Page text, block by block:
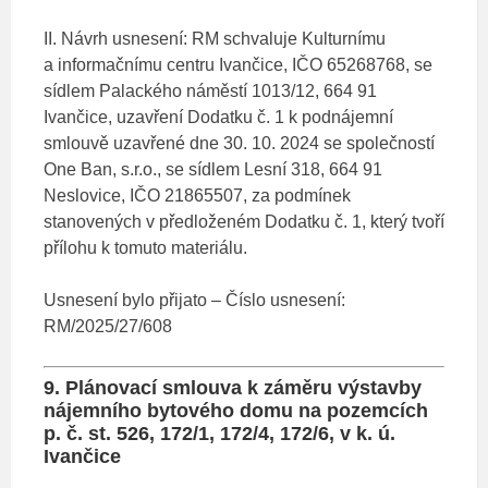
II. Návrh usnesení: RM schvaluje Kulturnímu
a informačnímu centru Ivančice, IČO 65268768, se
sídlem Palackého náměstí 1013/12, 664 91
Ivančice, uzavření Dodatku č. 1 k podnájemní
smlouvě uzavřené dne 30. 10. 2024 se společností
One Ban, s.r.o., se sídlem Lesní 318, 664 91
Neslovice, IČO 21865507, za podmínek
stanovených v předloženém Dodatku č. 1, který tvoří
přílohu k tomuto materiálu.
Usnesení bylo přijato – Číslo usnesení:
RM/2025/27/608
9. Plánovací smlouva k záměru výstavby
nájemního bytového domu na pozemcích
p. č. st. 526, 172/1, 172/4, 172/6, v k. ú.
Ivančice